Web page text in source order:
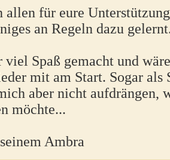
allen für eure
an Regeln dazu
viel Spaß gemacht und
mit am Start. Sogar als
aber nicht aufdrängen,
möchte...
Ambra